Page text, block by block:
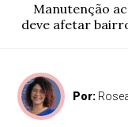
Manutenção
deve afetar
Por: